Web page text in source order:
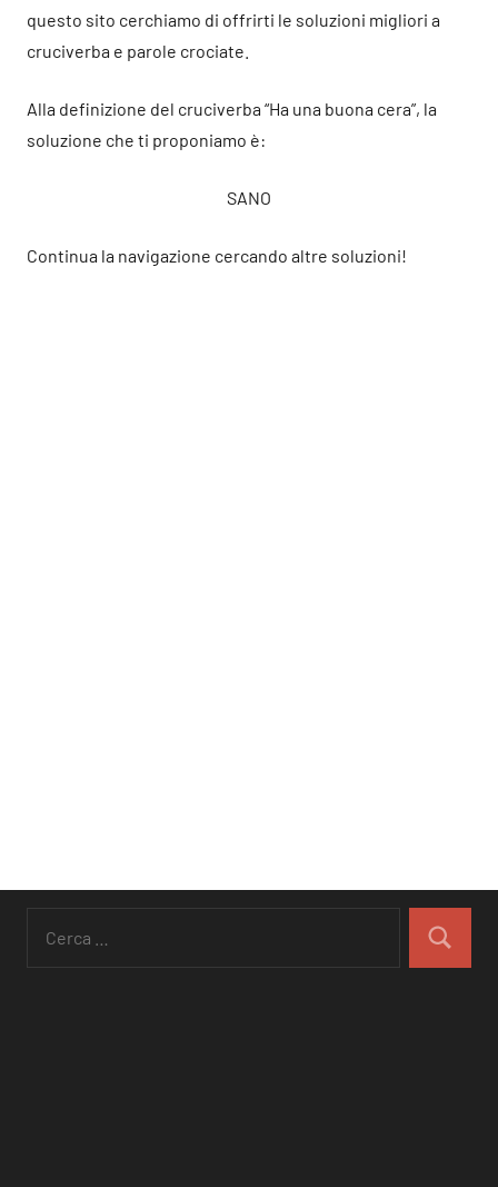
questo sito cerchiamo di offrirti le soluzioni migliori a
cruciverba e parole crociate.
Alla definizione del cruciverba “Ha una buona cera”, la
soluzione che ti proponiamo è:
SANO
Continua la navigazione cercando altre soluzioni!